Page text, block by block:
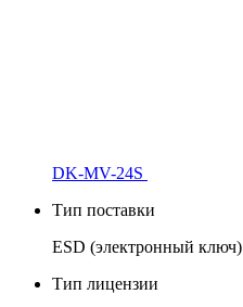
DK-MV-24S
Тип поставки
ESD (электронный ключ)
Тип лицензии